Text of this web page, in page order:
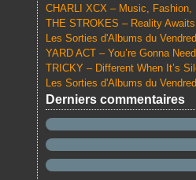
CHARLI XCX – Music, Fashion,
THE STROKES – Reality
Les Sorties d'Albums du
YARD ACT – You’re Gonna
TRICKY – Different When It’s
Les Sorties d'Albums du
Derniers commentaires